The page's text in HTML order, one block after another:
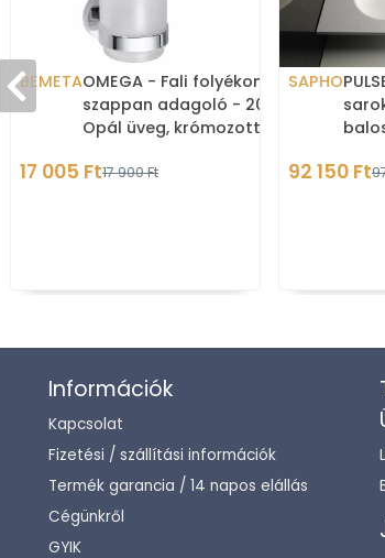
BEMETAOMEGA - Fali folyékony
szappan adagoló - 200ml -
Opál üveg, krómozott réz
17 005 Ft17 900 Ft
SAPHO
92 150 Ft
Információk
Kapcsolat
Fizetési / szállítási információk
Termék garancia / 14 napos elállás
Cégünkről
GYIK